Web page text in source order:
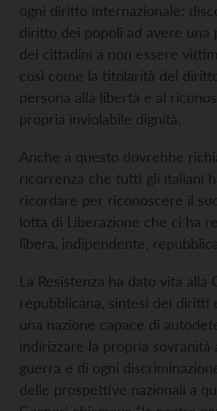
ogni diritto internazionale;
diritto dei popoli ad avere una
dei cittadini a non essere
così come la titolarità del
persona alla libertà e al
propria inviolabile dignità.
Anche a questo dovrebbe
ricorrenza che tutti gli italiani
ricordare per riconoscere il
lotta di Liberazione che ci ha
libera, indipendente,
La Resistenza ha dato vita alla
repubblicana, sintesi dei diritti
una nazione capace di
indirizzare la propria sovranità
guerra e di ogni
delle prospettive nazionali a